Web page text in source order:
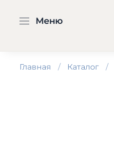
Меню
Главная Каталог